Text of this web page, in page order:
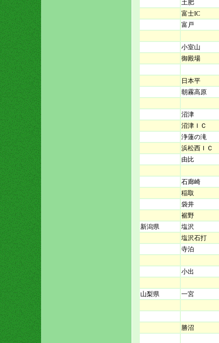
土肥
富士IC
富戸
小室山
御殿場
日本平
朝霧高原
沼津
沼津ＩＣ
浄蓮の滝
浜松西ＩＣ
由比
石廊崎
稲取
袋井
裾野
新潟県
塩沢
塩沢石打
寺泊
小出
山梨県 一宮
勝沼